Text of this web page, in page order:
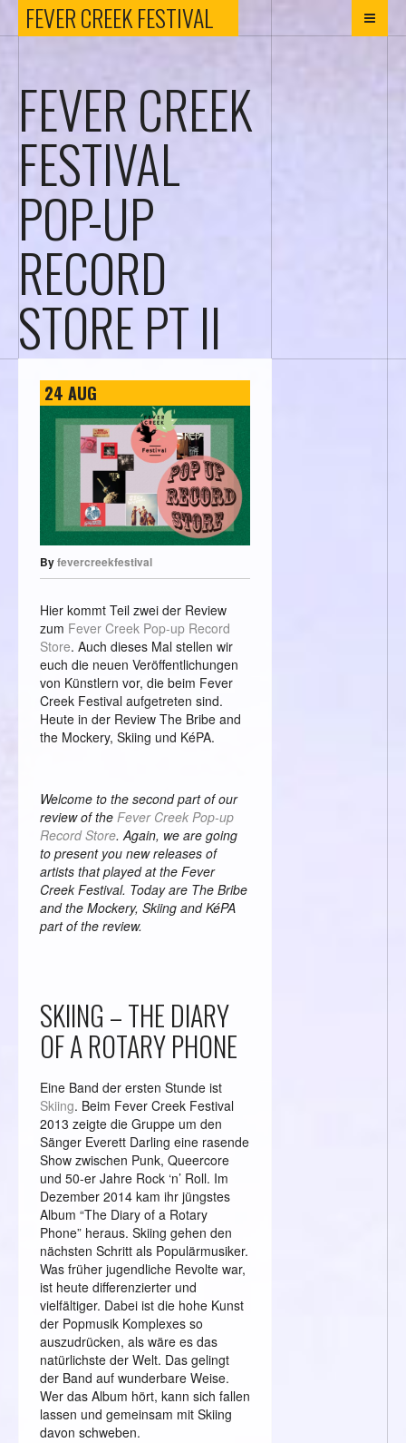
FEVER CREEK FESTIVALFEVER
FESTIVAL
FEVER CREEK
FESTIVAL
POP-UP
RECORD
STORE PT II
24 AUG
Byfevercreekfestival
Hier kommt Teil zwei der Review
zum Fever Creek Pop-up Record
Store. Auch dieses Mal stellen wir
euch die neuen Veröffentlichungen
von Künstlern vor, die beim Fever
Creek Festival aufgetreten sind.
Heute in der Review The Bribe and
the Mockery, Skiing und KéPA.
Welcome to the second part of our
review of the Fever Creek Pop-up
Record Store. Again, we are going
to present you new releases of
artists that played at the Fever
Creek Festival. Today are The Bribe
and the Mockery, Skiing and KéPA
part of the review.
SKIING – THE DIARY
OF A ROTARY PHONE
Eine Band der ersten Stunde ist
Skiing. Beim Fever Creek Festival
2013 zeigte die Gruppe um den
Sänger Everett Darling eine rasende
Show zwischen Punk, Queercore
und 50-er Jahre Rock ‘n’ Roll. Im
Dezember 2014 kam ihr jüngstes
Album “The Diary of a Rotary
Phone” heraus. Skiing gehen den
nächsten Schritt als Populärmusiker.
Was früher jugendliche Revolte war,
ist heute differenzierter und
vielfältiger. Dabei ist die hohe Kunst
der Popmusik Komplexes so
auszudrücken, als wäre es das
natürlichste der Welt. Das gelingt
der Band auf wunderbare Weise.
Wer das Album hört, kann sich fallen
lassen und gemeinsam mit Skiing
davon schweben.